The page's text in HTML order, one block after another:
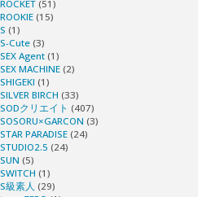
ROCKET (51)
ROOKIE (15)
S (1)
S-Cute (3)
SEX Agent (1)
SEX MACHINE (2)
SHIGEKI (1)
SILVER BIRCH (33)
SODクリエイト (407)
SOSORU×GARCON (3)
STAR PARADISE (24)
STUDIO2.5 (24)
SUN (5)
SWITCH (1)
S級素人 (29)